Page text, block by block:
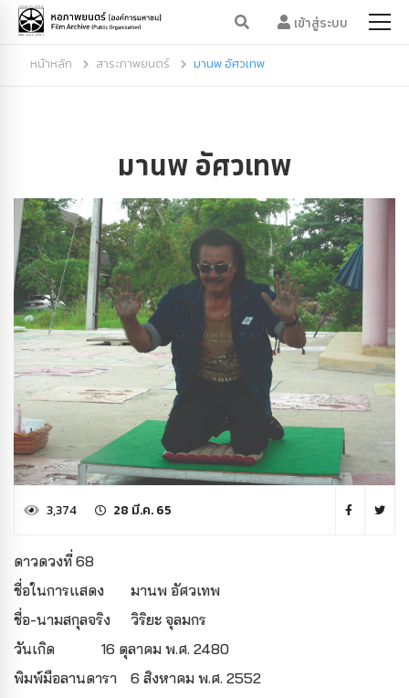
เข้าสู่ระบบ
หน้าหลัก สาระภาพยนตร์ มานพ อัศวเทพ
มานพ อัศวเทพ
3,374 28 มี.ค. 65
ดาวดวงที่ 68
ชื่อในการแสดง
มานพ อัศวเทพ
ชื่อ-นามสกุลจริง
วิริยะ จุลมกร
วันเกิด
16 ตุลาคม พ.ศ. 2480
พิมพ์มือลานดารา
6 สิงหาคม พ.ศ. 2552